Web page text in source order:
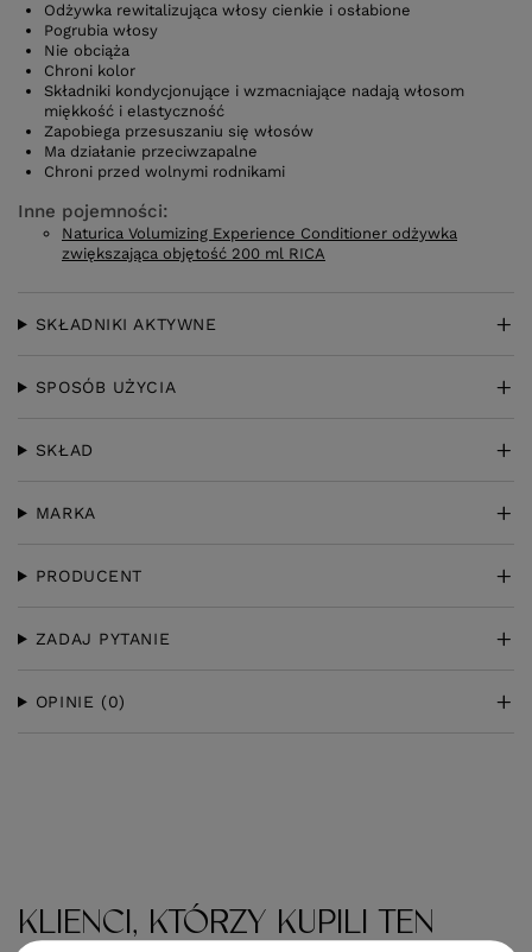
Odżywka rewitalizująca włosy cienkie i osłabione
Pogrubia włosy
Nie obciąża
Chroni kolor
Składniki kondycjonujące i wzmacniające nadają włosom
miękkość i elastyczność
Zapobiega przesuszaniu się włosów
Ma działanie przeciwzapalne
Chroni przed wolnymi rodnikami
Inne pojemności:
Naturica Volumizing Experience Conditioner odżywka
zwiększająca objętość 200 ml RICA
SKŁADNIKI AKTYWNE
SPOSÓB UŻYCIA
SKŁAD
MARKA
PRODUCENT
ZADAJ PYTANIE
OPINIE (0)
KLIENCI, KTÓRZY KUPILI TEN